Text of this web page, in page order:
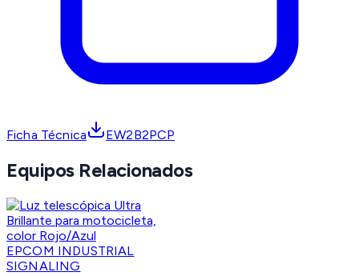
Ficha Técnica EW2B2PCP
Equipos Relacionados
EPCOM INDUSTRIAL
SIGNALING